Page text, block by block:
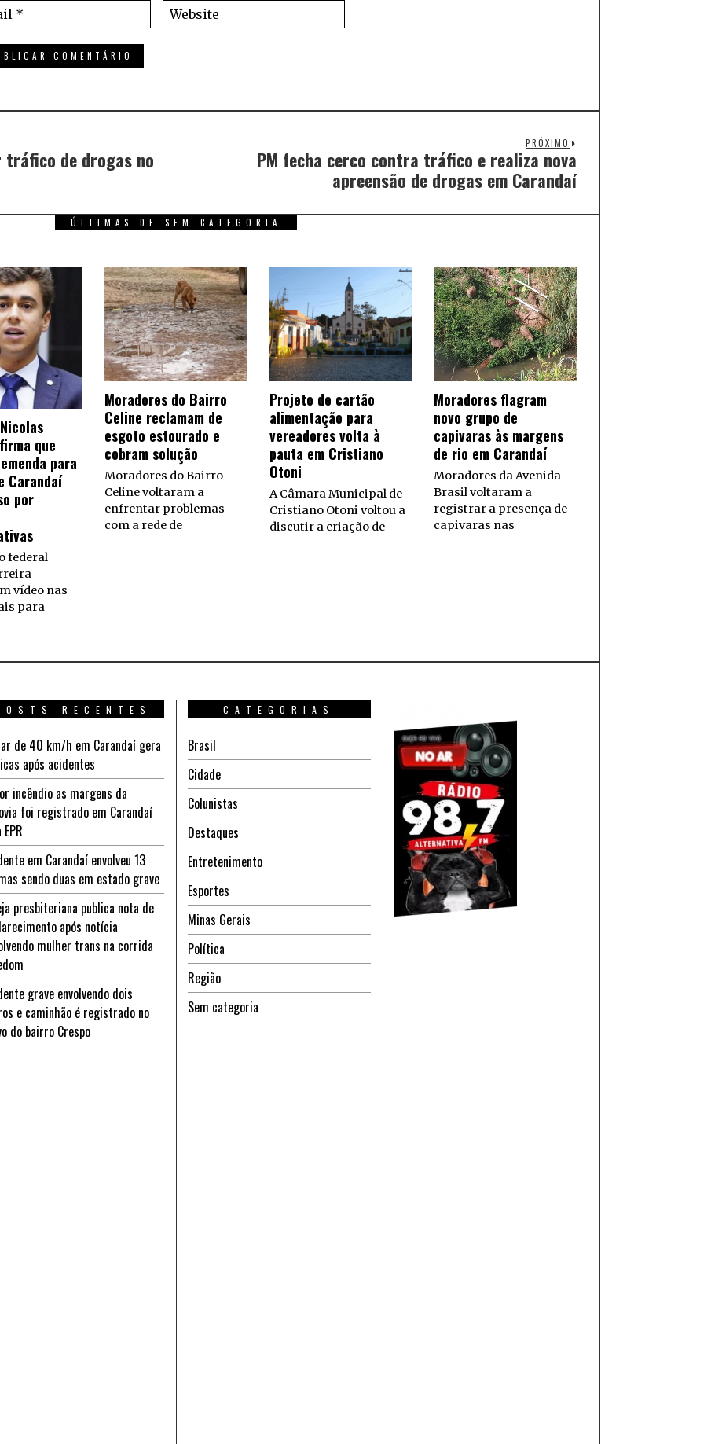
tráfico de drogas no
PRÓXIMO
PM fecha cerco contra tráfico e realiza nova
apreensão de drogas em Carandaí
ÚLTIMAS DE SEM CATEGORIA
que
para
Carandaí
por
federal
vídeo nas
para
Moradores do Bairro
Celine reclamam de
esgoto estourado e
cobram solução
Moradores do Bairro
Celine voltaram a
enfrentar problemas
com a rede de
Projeto de cartão
alimentação para
vereadores volta à
pauta em Cristiano
Otoni
A Câmara Municipal de
Cristiano Otoni voltou a
discutir a criação de
Moradores flagram
novo grupo de
capivaras às margens
de rio em Carandaí
Moradores da Avenida
Brasil voltaram a
registrar a presença de
capivaras nas
RECENTES
de 40 km/h em Carandaí gera
após acidentes
incêndio as margens da
foi registrado em Carandaí
em Carandaí envolveu 13
sendo duas em estado grave
presbiteriana publica nota de
após notícia
mulher trans na corrida
grave envolvendo dois
e caminhão é registrado no
do bairro Crespo
CATEGORIAS
Brasil
Cidade
Colunistas
Destaques
Entretenimento
Esportes
Minas Gerais
Política
Região
Sem categoria